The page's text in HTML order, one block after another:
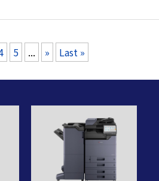
5 ... » Last »